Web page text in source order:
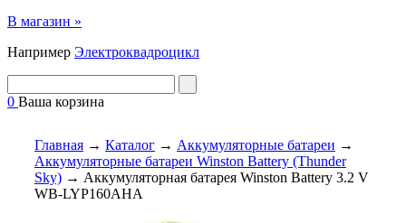
В магазин »
Например Электроквадроцикл
0 Ваша корзина
Главная → Каталог → Аккумуляторные батареи →
Аккумуляторные батареи Winston Battery (Thunder
Sky) → Аккумуляторная батарея Winston Battery 3.2 V
WB-LYP160AHA